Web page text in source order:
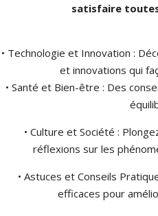
satisfaire
• Technologie et Innovation :
et innovations qui
• Santé et Bien-être : Des
• Culture et Société :
réflexions sur les
• Astuces et Conseils
efficaces pour